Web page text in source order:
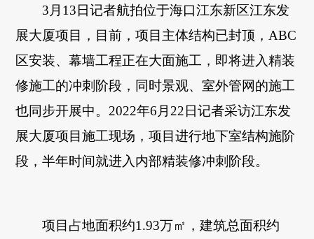
3月13日记者航拍位于海口江东新区江东发
展大厦项目，目前，项目主体结构已封顶，ABC
区安装、幕墙工程正在大面施工，即将进入精装
修施工的冲刺阶段，同时景观、室外管网的施工
也同步开展中。2022年6月22日记者采访江东发
展大厦项目施工现场，项目进行地下室结构施阶
段，半年时间就进入内部精装修冲刺阶段。
项目占地面积约1.93万㎡，建筑总面积约